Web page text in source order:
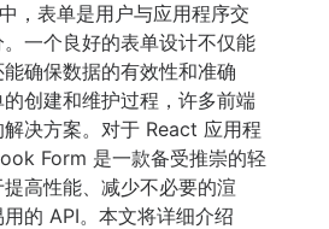
，表单是用户与应用程序交
一个良好的表单设计不仅能
确保数据的有效性和准确
创建和维护过程，许多前端
决方案。对于 React 应用程
Form 是一款备受推崇的轻
高性能、减少不必要的渲
的 API。本文将详细介绍